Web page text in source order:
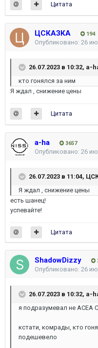
Цитата
ЦСКАЗКА 194
Опубликовано: 26
26.07.2023 в 10:32, a-
кто гонялся за ним
Я ждал , снижение цены
Цитата
a-ha 3657
Опубликовано: 26
26.07.2023 в 11:04,
Я ждал , снижение цены
есть шанец!
успевайте!
Цитата
ShadowDizzy
Опубликовано: 26
26.07.2023 в 10:32, a-
я подразумевал не АСЕА
кстати, комрады, кто
подешевело